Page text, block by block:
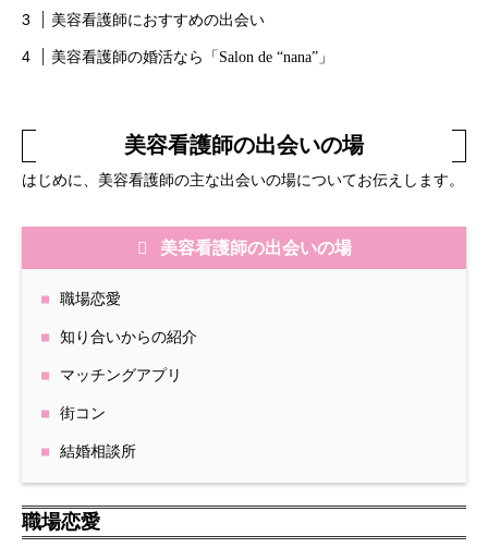
美容看護師におすすめの出会い
美容看護師の婚活なら「Salon de “nana”」
美容看護師の出会いの場
はじめに、美容看護師の主な出会いの場についてお伝えします。
美容看護師の出会いの場
職場恋愛
知り合いからの紹介
マッチングアプリ
街コン
結婚相談所
職場恋愛